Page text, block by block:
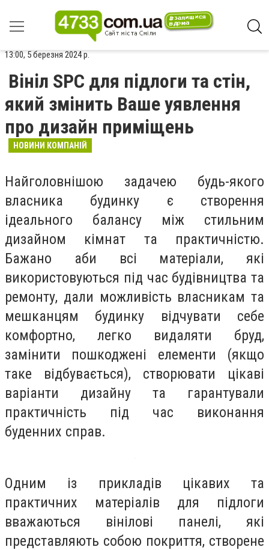
13:00, 5 березня 2024 р.
Вініл SPC для підлоги та стін,
який змінить Ваше уявлення
про дизайн приміщень
НОВИНИ КОМПАНІЙ
Найголовнішою задачею будь-якого
власника будинку є створення
ідеального балансу між стильним
дизайном кімнат та практичністю.
Бажано аби всі матеріали, які
використовуються під час будівництва та
ремонту, дали можливість власникам та
мешканцям будинку відчувати себе
комфортно, легко видаляти бруд,
замінити пошкоджені елементи (якщо
таке відбувається), створювати цікаві
варіанти дизайну та гарантували
практичність під час виконання
буденних справ.
Одним із прикладів цікавих та
практичних матеріалів для підлоги
вважаються вінілові панелі, які
представляють собою покриття, створене